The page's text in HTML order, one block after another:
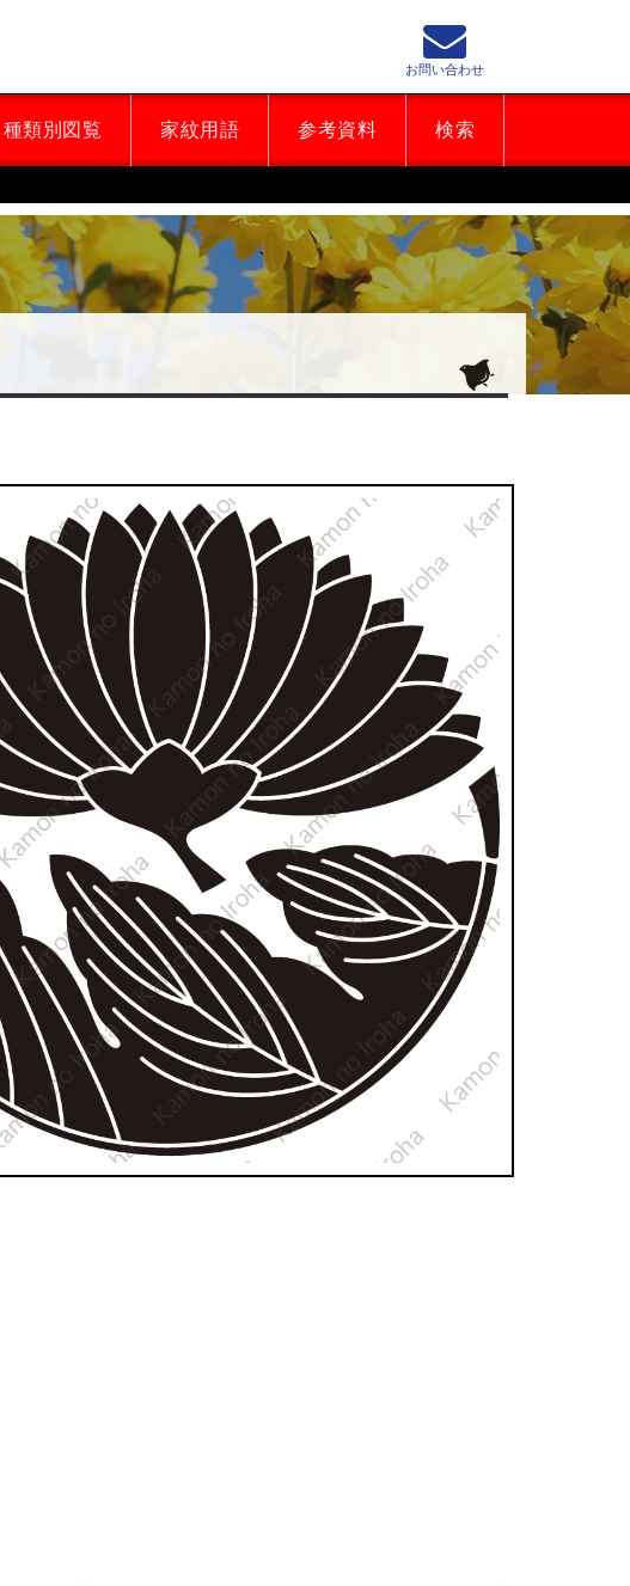
種類別図覧 家紋用語 参考資料 検索
お問い合わせ